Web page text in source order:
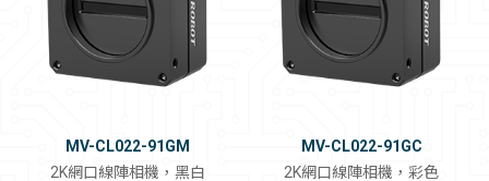
MV-CL022-91GM
2K網口線陣相機，黑白
MV-CL022-91GC
2K網口線陣相機，彩色